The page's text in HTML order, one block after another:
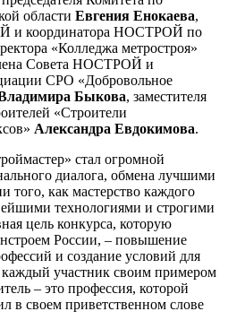
области Евгения Енокаева,
и координатора НОСТРОЙ по
«Колледжа метростроя»
Совета НОСТРОЙ и
СРО «Добровольное
Быкова, заместителя
«Строители
Александра Евдокимова.
стал огромной
диалога, обмена лучшими
того, как мастерство каждого
технологиями и строгими
цель конкурса, которую
России, – повышение
и создание условий для
каждый участник своим примером
– это профессия, которой
в своем приветственном слове